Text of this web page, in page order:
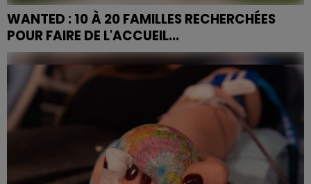
WANTED : 10 À 20 FAMILLES RECHERCHÉES
POUR FAIRE DE L'ACCUEIL...
Le Centre Psychothérapique de Nancy recrute des
familles (entre 10 et 20) pour accueillir des patients,
qui après une longue hospitalisation, souhaitent...